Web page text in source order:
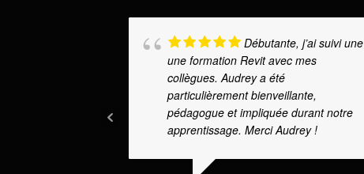
Débutante, j’ai suivi une
une formation Revit avec mes
collègues. Audrey a été
particulièrement bienveillante,
pédagogue et impliquée durant notre
apprentissage. Merci Audrey !